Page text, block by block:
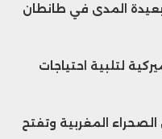
خدماتها
مزوّدي حلول الأمن
بذلك دعامة قوية
على مستوى
بعيدة المدى في طانطان
لتلبية احتياجات
المغربية وتفتح